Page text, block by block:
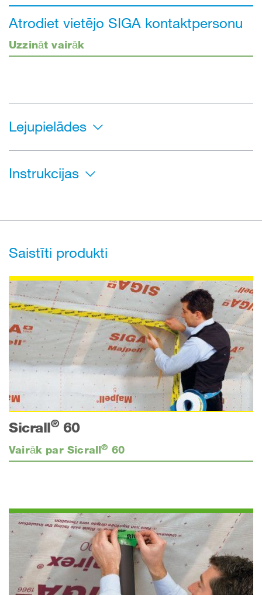
Atrodiet vietējo SIGA kontaktpersonu
Uzzināt vairāk
Lejupielādes
Instrukcijas
Saistīti produkti
Sicrall®60
Vairāk par Sicrall® 60